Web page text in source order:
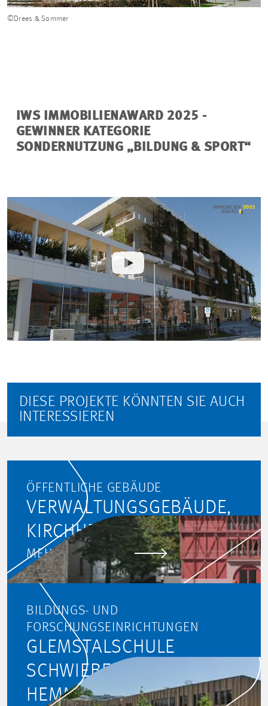
©Drees & Sommer
IWS IMMOBILIENAWARD 2025 -
GEWINNER KATEGORIE
SONDERNUTZUNG „BILDUNG & SPORT“
DIESE PROJEKTE KÖNNTEN SIE AUCH
INTERESSIEREN
ÖFFENTLICHE GEBÄUDE
VERWALTUNGSGEBÄUDE,
KIRCHHEIM UNTER TECK
MEHR ERFAHREN
BILDUNGS- UND
FORSCHUNGSEINRICHTUNGEN
GLEMSTALSCHULE
SCHWIEBERDINGEN-
HEMMINGEN